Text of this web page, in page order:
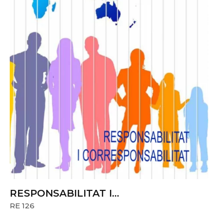
RESPONSABILITAT I
CORRESPONSABILITAT
RE 126